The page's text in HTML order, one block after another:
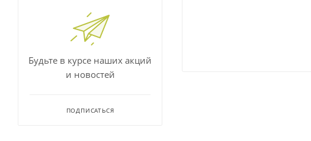
Будьте в курсе наших акций
и новостей
ПОДПИСАТЬСЯ